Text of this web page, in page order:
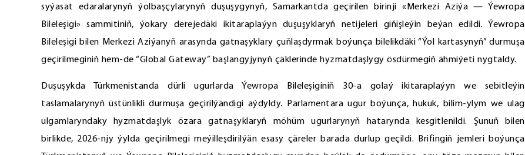
syýasat edaralarynyň ýolbaşçylarynyň duşuşygynyň, Samarkantda geçirilen birinji «Merkezi Aziýa — Ýewropa
Bileleşigi» sammitiniň, ýokary derejedäki ikitaraplaýyn duşuşyklaryň netijeleri giňişleýin beýan edildi. Ýewropa
Bileleşigi bilen Merkezi Aziýanyň arasynda gatnaşyklary çuňlaşdyrmak boýunça bilelikdäki “Ýol kartasynyň” durmuşa
geçirilmeginiň hem-de “Global Gateway” başlangyjynyň çäklerinde hyzmatdaşlygy ösdürmegiň ähmiýeti nygtaldy.
Duşuşykda Türkmenistanda dürli ugurlarda Ýewropa Bileleşiginiň 30-a golaý ikitaraplaýyn we sebitleýin
taslamalarynyň üstünlikli durmuşa geçirilýändigi aýdyldy. Parlamentara ugur boýunça, hukuk, bilim-ylym we ulag
ulgamlaryndaky hyzmatdaşlyk özara gatnaşyklaryň möhüm ugurlarynyň hatarynda kesgitlenildi. Şunuň bilen
birlikde, 2026-njy ýylda geçirilmegi meýilleşdirilýän esasy çäreler barada durlup geçildi. Brifingiň jemleri boýunça